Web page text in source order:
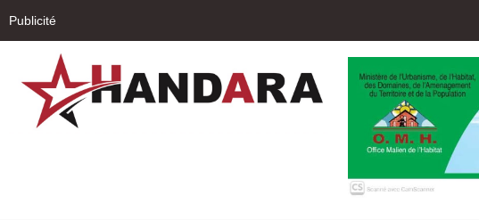
Publicité